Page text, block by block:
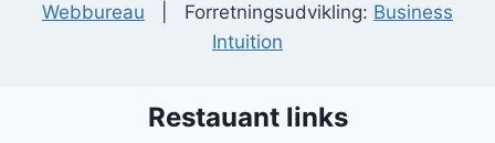
Webbureau | Forretningsudvikling: Business
Intuition
Restauant links